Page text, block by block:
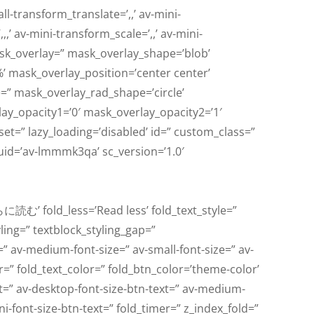
transform_translate=’,,’ av-mini-
av-mini-transform_scale=’,,’ av-mini-
mask_overlay_shape=’blob’
mask_overlay_position=’center center’
mask_overlay_rad_shape=’circle’
mask_overlay_opacity2=’1′
lazy_loading=’disabled’ id=” custom_class=”
lmmmk3qa’ sc_version=’1.0′
む’ fold_less=’Read less’ fold_text_style=”
textblock_styling_gap=”
av-medium-font-size=” av-small-font-size=” av-
fold_text_color=” fold_btn_color=’theme-color’
av-desktop-font-size-btn-text=” av-medium-
font-size-btn-text=” fold_timer=” z_index_fold=”